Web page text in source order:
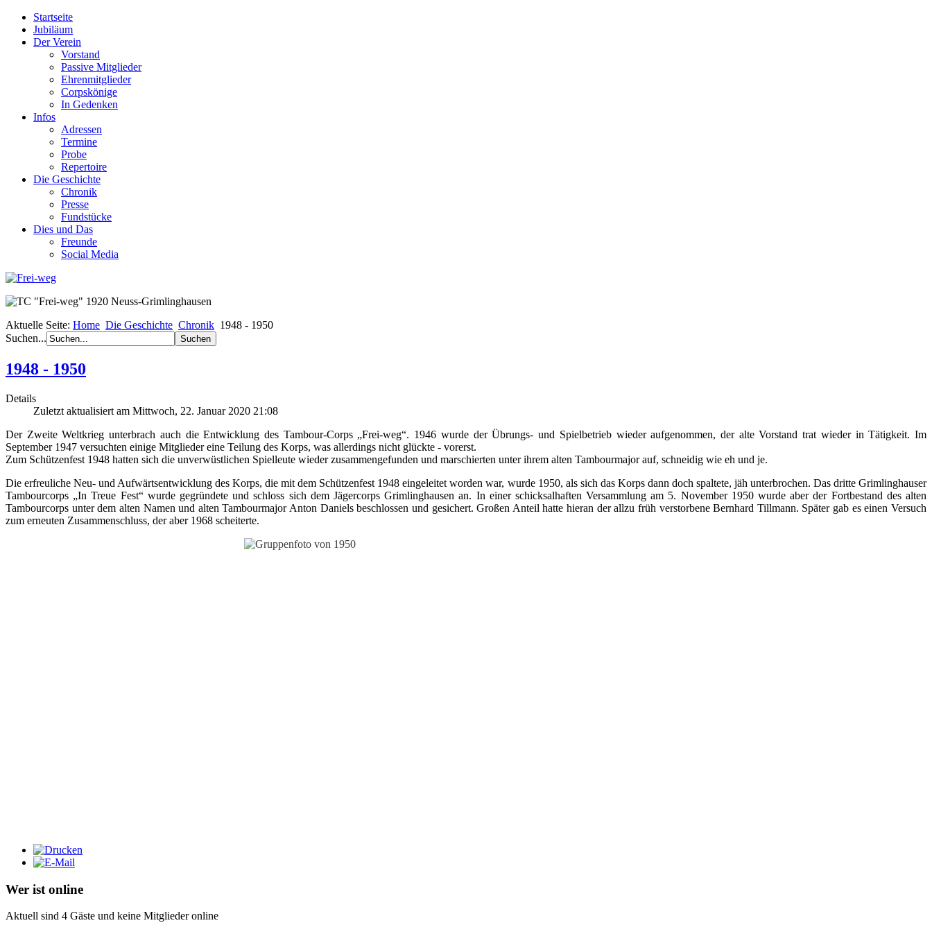
Startseite
Jubiläum
Der Verein
Vorstand
Passive Mitglieder
Ehrenmitglieder
Corpskönige
In Gedenken
Infos
Adressen
Termine
Probe
Repertoire
Die Geschichte
Chronik
Presse
Fundstücke
Dies und Das
Freunde
Social Media
Aktuelle Seite: Home Die Geschichte Chronik 1948 - 1950
Suchen...
1948 - 1950
Details
Zuletzt aktualisiert am Mittwoch, 22. Januar 2020 21:08
Der Zweite Weltkrieg unterbrach auch die Entwicklung des Tambour-Corps „Frei-weg“. 1946 wurde der Übrungs- und Spielbetrieb wieder aufgenommen, der alte Vorstand trat wieder in Tätigkeit. Im
September 1947 versuchten einige Mitglieder eine Teilung des Korps, was allerdings nicht glückte - vorerst.
Zum Schützenfest 1948 hatten sich die unverwüstlichen Spielleute wieder zusammengefunden und marschierten unter ihrem alten Tambourmajor auf, schneidig wie eh und je.
Die erfreuliche Neu- und Aufwärtsentwicklung des Korps, die mit dem Schützenfest 1948 eingeleitet worden war, wurde 1950, als sich das Korps dann doch spaltete, jäh unterbrochen. Das dritte Grimlinghauser
Tambourcorps „In Treue Fest“ wurde gegründete und schloss sich dem Jägercorps Grimlinghausen an. In einer schicksalhaften Versammlung am 5. November 1950 wurde aber der Fortbestand des alten
Tambourcorps unter dem alten Namen und alten Tambourmajor Anton Daniels beschlossen und gesichert. Großen Anteil hatte hieran der allzu früh verstorbene Bernhard Tillmann. Später gab es einen Versuch
zum erneuten Zusammenschluss, der aber 1968 scheiterte.
Wer ist online
Aktuell sind 4 Gäste und keine Mitglieder online